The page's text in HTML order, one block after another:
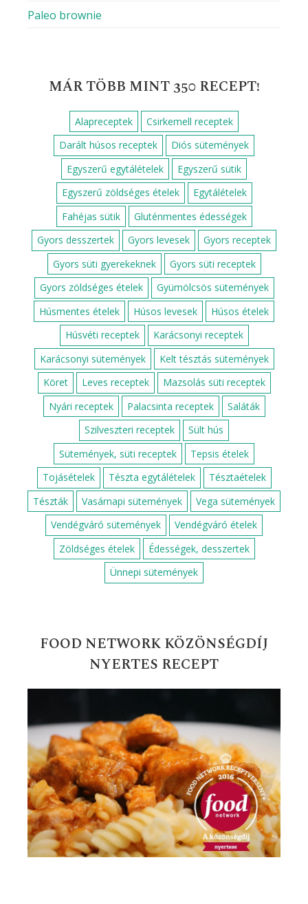
Paleo brownie
MÁR TÖBB MINT 350 RECEPT!
Alapreceptek
Csirkemell receptek
Darált húsos receptek
Diós sütemények
Egyszerű egytálételek
Egyszerű sütik
Egyszerű zöldséges ételek
Egytálételek
Fahéjas sütik
Gluténmentes édességek
Gyors desszertek
Gyors levesek
Gyors receptek
Gyors süti gyerekeknek
Gyors süti receptek
Gyors zöldséges ételek
Gyümölcsös sütemények
Húsmentes ételek
Húsos levesek
Húsos ételek
Húsvéti receptek
Karácsonyi receptek
Karácsonyi sütemények
Kelt tésztás sütemények
Köret
Leves receptek
Mazsolás süti receptek
Nyári receptek
Palacsinta receptek
Saláták
Szilveszteri receptek
Sült hús
Sütemények, süti receptek
Tepsis ételek
Tojásételek
Tészta egytálételek
Tésztaételek
Tészták
Vasárnapi sütemények
Vega sütemények
Vendégváró sütemények
Vendégváró ételek
Zöldséges ételek
Édességek, desszertek
Ünnepi sütemények
FOOD NETWORK KÖZÖNSÉGDÍJ
NYERTES RECEPT